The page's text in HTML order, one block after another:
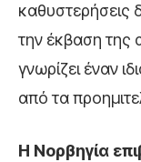
καθυστερήσεις
την έκβαση της
γνωρίζει έναν
από τα
Η Νορβηγία